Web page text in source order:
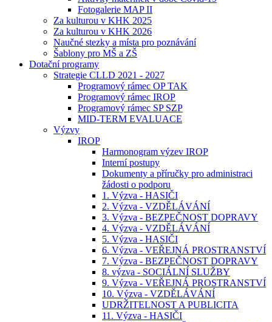
Fotogalerie MAP II
Za kulturou v KHK 2025
Za kulturou v KHK 2026
Naučné stezky a místa pro poznávání
Šablony pro MŠ a ZŠ
Dotační programy
Strategie CLLD 2021 - 2027
Programový rámec OP TAK
Programový rámec IROP
Programový rámec SP SZP
MID-TERM EVALUACE
Výzvy
IROP
Harmonogram výzev IROP
Interní postupy
Dokumenty a příručky pro administraci
žádosti o podporu
1. Výzva - HASIČI
2. Výzva - VZDĚLÁVÁNÍ
3. Výzva - BEZPEČNOST DOPRAVY
4. Výzva - VZDĚLÁVÁNÍ
5. Výzva - HASIČI
6. Výzva - VEŘEJNÁ PROSTRANSTVÍ
7. Výzva - BEZPEČNOST DOPRAVY
8. výzva - SOCIÁLNÍ SLUŽBY
9. Výzva - VEŘEJNÁ PROSTRANSTVÍ
10. Výzva - VZDĚLÁVÁNÍ
UDRŽITELNOST A PUBLICITA
11. Výzva - HASIČI